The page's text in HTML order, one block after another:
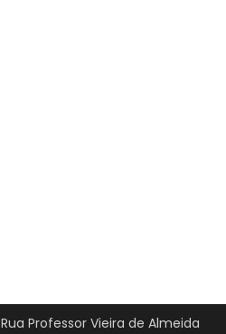
Rua Professor Vieira de Almeida